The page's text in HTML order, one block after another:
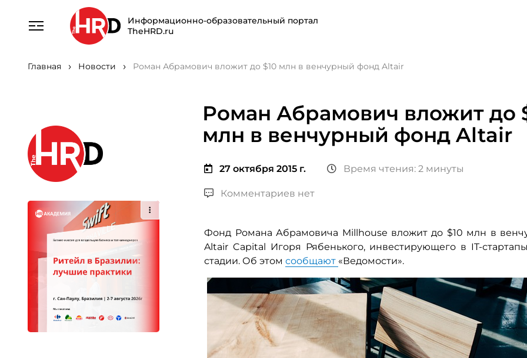
Информационно-образовательный портал
TheHRD.ru
Главная Новости Роман Абрамович вложит до $10 млн в венчурный фонд Altair
Роман Абрамович вложит до
млн в венчурный фонд Altair
27 октября 2015 г. Время чтения: 2 минуты
Комментариев нет
Фонд Романа Абрамовича Millhouse вложит до $10 млн в
Altair Capital Игоря Рябенького, инвестирующего в IT-
стадии. Об этомсообщают «Ведомости».